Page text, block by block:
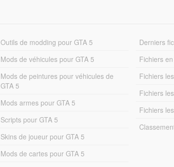
Outils de modding pour GTA 5
Mods de véhicules pour GTA 5
Mods de peintures pour véhicules de
GTA 5
Mods armes pour GTA 5
Scripts pour GTA 5
Skins de joueur pour GTA 5
Mods de cartes pour GTA 5
Derniers
Fichiers
Fichiers
Fichiers
Fichiers